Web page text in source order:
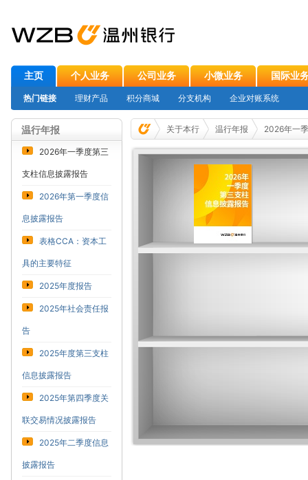
主页 个人业务 公司业务 小微业务 国际业
热门链接 理财产品 积分商城 分支机构 企业对账系统
温行年报
2026年一季度第三
支柱信息披露报告
2026年第一季度信
息披露报告
表格CCA：资本工
具的主要特征
2025年度报告
2025年社会责任报
告
2025年度第三支柱
信息披露报告
2025年第四季度关
联交易情况披露报告
2025年二季度信息
披露报告
关于本行 温行年报 2026年一